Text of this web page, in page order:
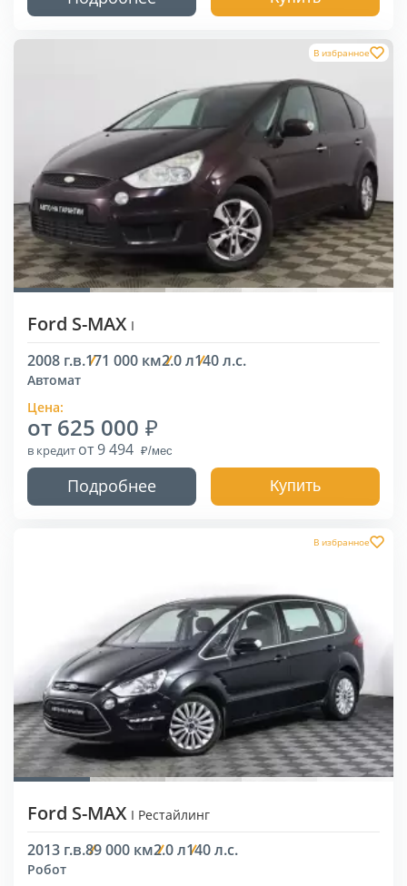
В избранное
Ford S-MAX I
2008 г.в.171 000 км2.0 л140 л.с.
Автомат
Цена:
от 625 000
в кредит от 9 494
Подробнее Купить
В избранное
Ford S-MAX I Рестайлинг
2013 г.в.89 000 км2.0 л140 л.с.
Робот